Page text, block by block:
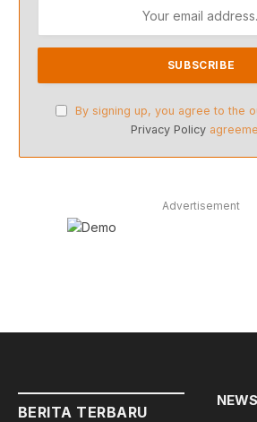
By signing up, you agree to the
Privacy Policy
Advertisement
BERITA TERBARU
NEWS